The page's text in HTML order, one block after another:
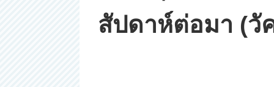
สัปดาห์ต่อมา (วั